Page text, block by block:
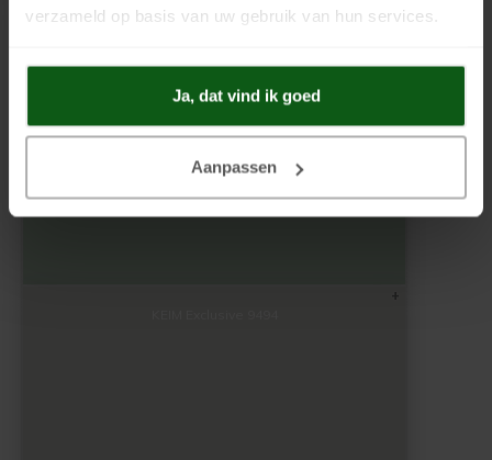
verzameld op basis van uw gebruik van hun services.
Ja, dat vind ik goed
Aanpassen